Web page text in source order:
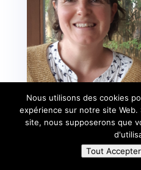
Nous utilisons des cookies
expérience sur notre site
site, nous supposerons que
Tout Accepter